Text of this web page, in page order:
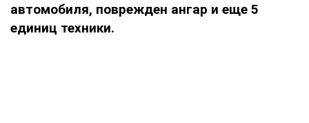
автомобиля, поврежден ангар и еще 5
единиц техники.